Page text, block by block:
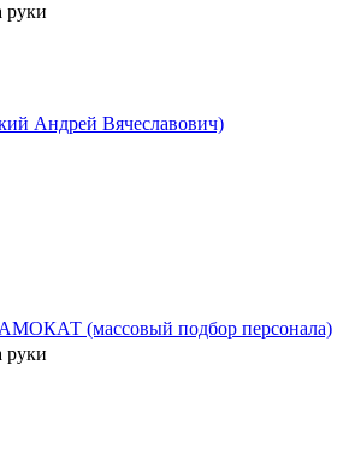
руки
Андрей Вячеславович)
(массовый подбор персонала)
руки